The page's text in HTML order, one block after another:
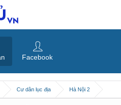
Cư dân lục địa Hà Nội 2
Facebook